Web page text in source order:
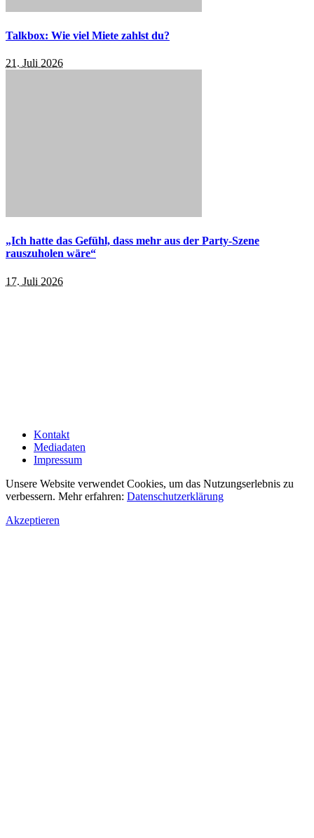
Talkbox: Wie viel Miete zahlst du?
21. Juli 2026
„Ich hatte das Gefühl, dass mehr aus der Party-Szene
rauszuholen wäre“
17. Juli 2026
Kontakt
Mediadaten
Impressum
Unsere Website verwendet Cookies, um das Nutzungserlebnis zu
verbessern. Mehr erfahren: Datenschutzerklärung
Akzeptieren